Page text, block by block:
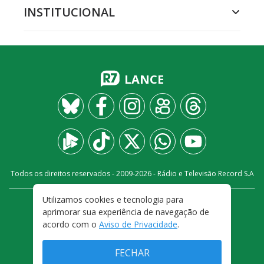
INSTITUCIONAL
LANCE
Todos os direitos reservados - 2009-2026- Rádio e Televisão Record S.A
FALE CONOSCO
PRIVACIDADE
TERMOS E CONDIÇÕES DE USO
Utilizamos cookies e tecnologia para
aprimorar sua experiência de navegação de
acordo com o Aviso de Privacidade.
FECHAR